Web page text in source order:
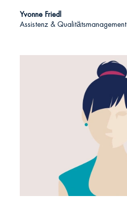
Yvonne Friedl
Assistenz & Qualitätsmanagement